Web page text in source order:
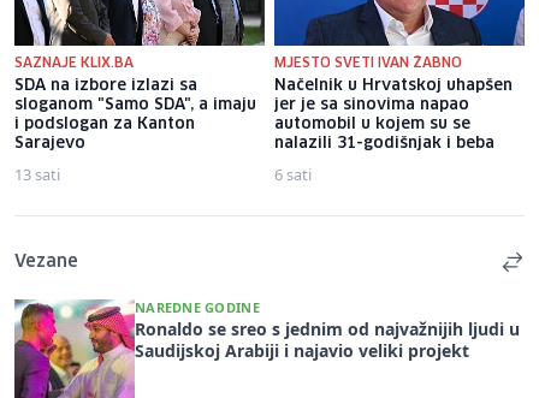
SAZNAJE KLIX.BA
SDA na izbore izlazi sa
sloganom "Samo SDA", a imaju
i podslogan za Kanton
Sarajevo
13 sati
MJESTO SVETI IVAN ŽABNO
Načelnik u Hrvatskoj uhapšen
jer je sa sinovima napao
automobil u kojem su se
nalazili 31-godišnjak i beba
6 sati
Vezane
NAREDNE GODINE
Ronaldo se sreo s jednim od najvažnijih ljudi u
Saudijskoj Arabiji i najavio veliki projekt